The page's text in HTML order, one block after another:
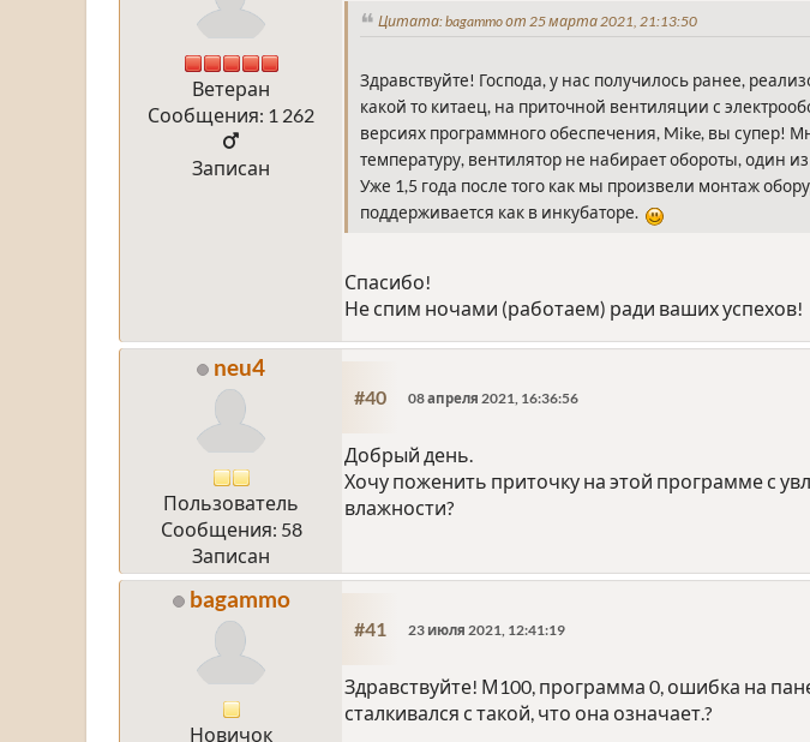
Ветеран
Сообщения: 1 262
Записан
Цитата: bagammo от 25 марта 2021, 21:13:50
Здравствуйте! Господа, у нас получилось ранее,
какой то китаец, на приточной вентиляции с
версиях программного обеспечения, Mike, вы супер!
температуру, вентилятор не набирает обороты, один
Уже 1,5 года после того как мы произвели монтаж
поддерживается как в инкубаторе.
Спасибо!
Не спим ночами (работаем) ради ваших успехов!
neu4
Пользователь
Сообщения: 58
Записан
#40 08 апреля 2021, 16:36:56
Добрый день.
Хочу поженить приточку на этой программе с
влажности?
bagammo
Новичок
#41 23 июля 2021, 12:41:19
Здравствуйте! М100, программа 0, ошибка на
сталкивался с такой, что она означает.?